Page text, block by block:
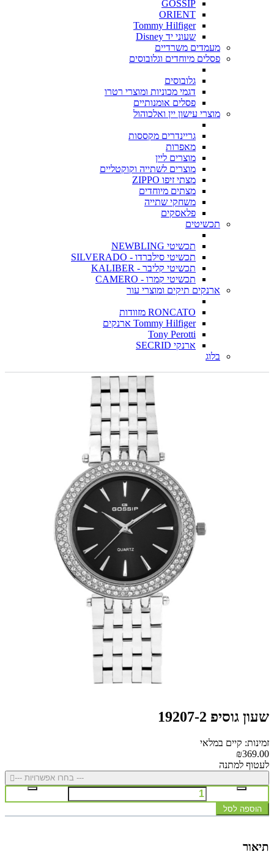
GOSSIP
ORIENT
Tommy Hilfiger
שעוני יד Disney
מעמדים משרדיים
פסלים מיוחדים וגלובוסים
גלובוסים
דגמי מכוניות ומוצרי רטרו
פסלים אומנותיים
מוצרי עישון יין ואלכוהול
גריינדרים מקססות
מאפרות
מוצרים ליין
מוצרים לשתייה וקוקטליים
מצתי זיפו ZIPPO
מצתים מיוחדים
משחקי שתייה
פלאסקים
תכשיטים
תכשיטי NEWBLING
תכשיטי סילברדו - SILVERADO
תכשיטי קליבר - KALIBER
תכשיטי קמרו - CAMERO
ארנקים תיקים ומוצרי עור
RONCATO מזוודות
Tommy Hilfiger ארנקים
Tony Perotti
ארנקי SECRID
בלוג
שעון גוסיפ 19207-2
זמינות: קיים במלאי
₪369.00
לעטוף למתנה
--- בחרו אפשרויות ---
הוספה לסל
תיאור